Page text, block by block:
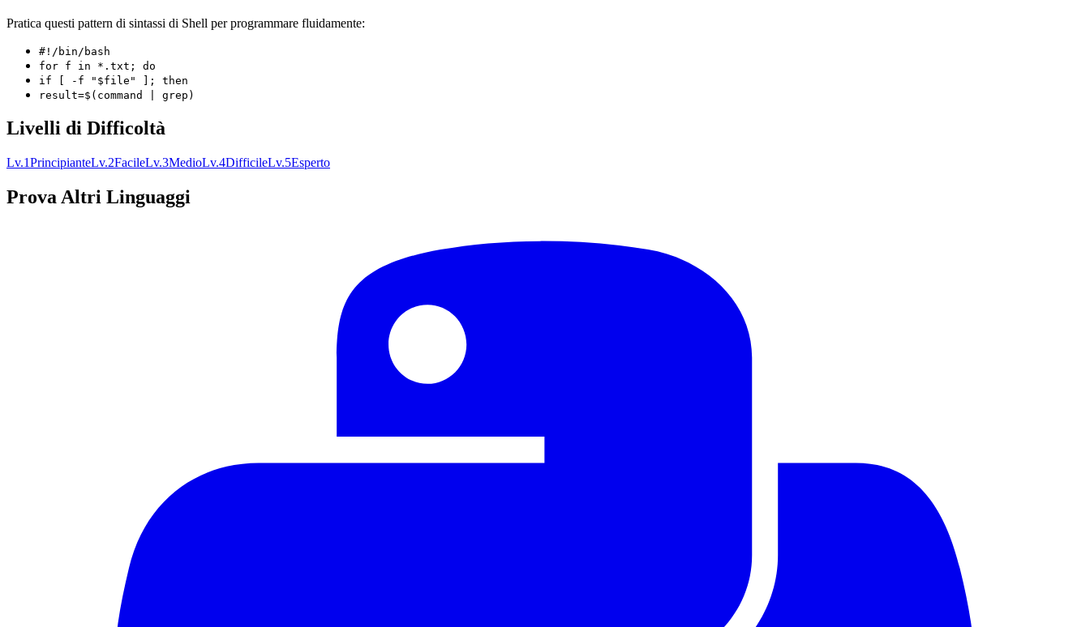
Pratica questi pattern di sintassi di Shell per programmare fluidamente:
#!/bin/bash
for f in *.txt; do
if [ -f "$file" ]; then
result=$(command | grep)
Livelli di Difficoltà
Lv.1PrincipianteLv.2FacileLv.3MedioLv.4DifficileLv.5Esperto
Prova Altri Linguaggi